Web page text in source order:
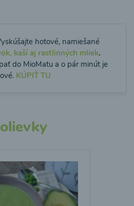
hotové, namiešané
kaší aj rastlinných mliek.
do MioMatu a o pár minút je
KÚPIŤ TU